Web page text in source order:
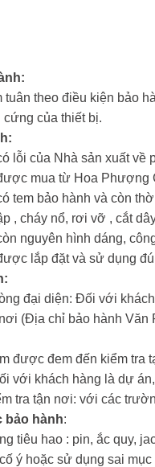
tuân theo điều kiện bảo
cứng của thiết bị.
lỗi của Nhà sản xuất về
mua từ Hoa
tem bảo hành và còn
, cháy nổ, rơi vỡ , cắt
nguyên hình dáng,
lắp đặt và sử dụng
đại diện: Đối với
(Địa chỉ bảo hành Văn
được đem đến kiểm tra
với khách hàng là dự
tra tận nơi: với các
bảo hành:
tiêu hao : pin, ắc quy,
ý hoặc sử dụng sai